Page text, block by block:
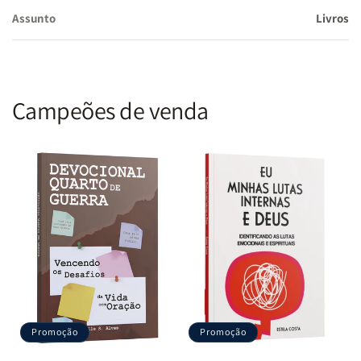
paz que vem do alto
suspiro de alívio e transforme seus dias em passos confiantes de
Assunto Livros
Campeões de venda
Promoção Promoção